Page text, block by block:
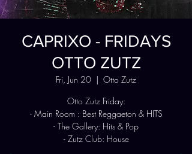
CAPRIXO - FRIDAYS
OTTO ZUTZ
Fri, Jun 20
  |
Otto Zutz
Otto Zutz Friday:
- Main Room : Best Reggaeton & HITS
- The Gallery: Hits & Pop
- Zutz Club: House